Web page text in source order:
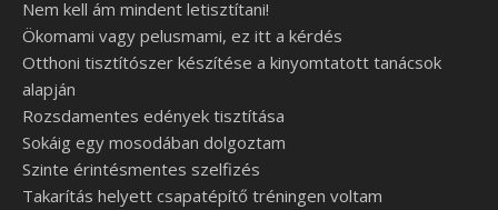
Nem kell ám mindent letisztítani!
Ökomami vagy pelusmami, ez itt a kérdés
Otthoni tisztítószer készítése a kinyomtatott tanácsok
alapján
Rozsdamentes edények tisztítása
Sokáig egy mosodában dolgoztam
Szinte érintésmentes szelfizés
Takarítás helyett csapatépítő tréningen voltam